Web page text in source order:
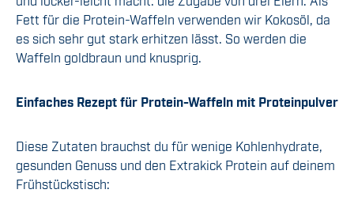
Fett für die Protein-Waffeln verwenden wir Kokosöl, da
es sich sehr gut stark erhitzen lässt. So werden die
Waffeln goldbraun und knusprig.
Einfaches Rezept für Protein-Waffeln mit Proteinpulver
Diese Zutaten brauchst du für wenige Kohlenhydrate,
gesunden Genuss und den Extrakick Protein auf deinem
Frühstückstisch: